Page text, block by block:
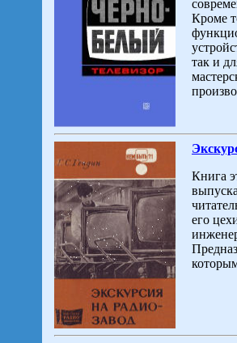
Кроме
так и
Книга
его